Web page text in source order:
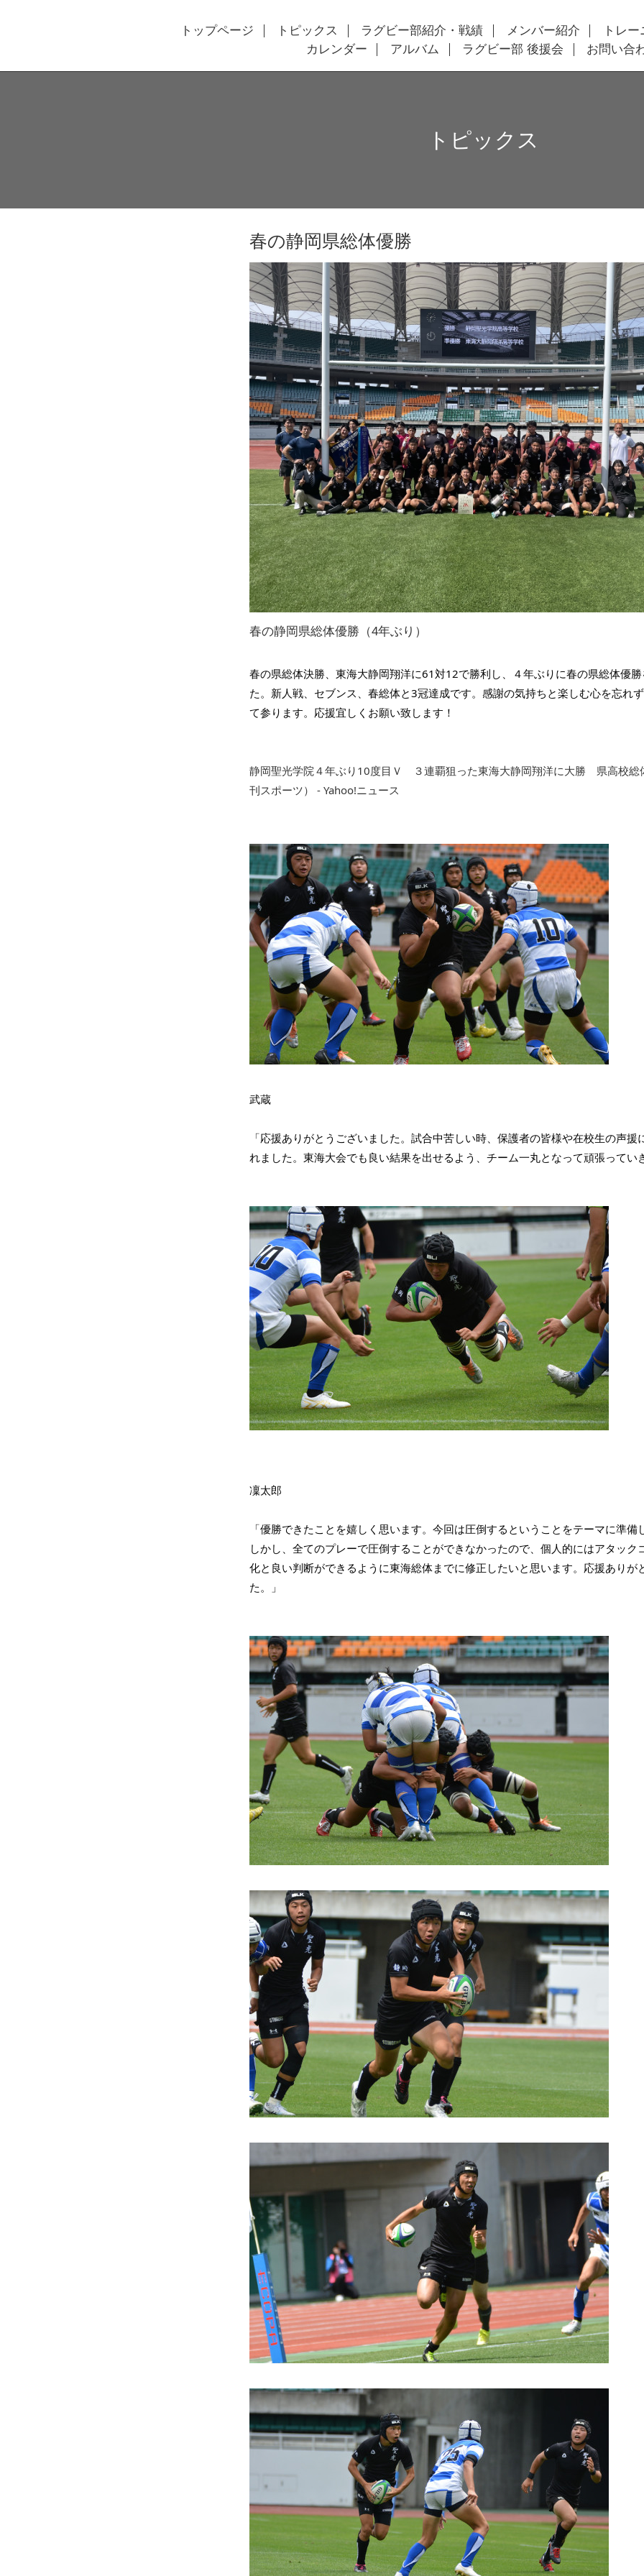
トップページ トピックス ラグビー部紹介・戦績 メンバー紹介 トレ
カレンダー
アルバム ラグビー部 後援会 お問い合
トピックス
春の静岡県総体優勝
春の静岡県総体優勝（4年ぶり）
春の県総体決勝、東海大静岡翔洋に61対12で勝利し、４年ぶりに春の県総体優
た。新人戦、セブンス、春総体と3冠達成です。感謝の気持ちと楽しむ心を忘れ
て参ります。応援宜しくお願い致します！
静岡聖光学院４年ぶり10度目Ｖ　３連覇狙った東海大静岡翔洋に大勝　県高校総
刊スポーツ） - Yahoo!ニュース
武蔵
「応援ありがとうございました。試合中苦しい時、保護者の皆様や在校生の声援
れました。 東海大会でも良い結果を出せるよう、チーム一丸となって頑張ってい
凜太郎
「優勝できたことを嬉しく思います。今回は圧倒するということをテーマに準備
しかし、全てのプレーで圧倒することができなかったので、個人的にはアタック
化と良い判断ができるように東海総体までに修正したいと思います。応援ありが
た。」